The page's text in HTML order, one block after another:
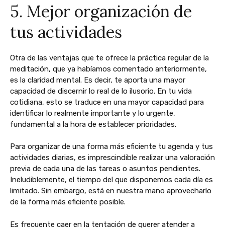
5. Mejor organización de
tus actividades
Otra de las ventajas que te ofrece la práctica regular de la
meditación, que ya habíamos comentado anteriormente,
es la claridad mental. Es decir, te aporta una mayor
capacidad de discernir lo real de lo ilusorio. En tu vida
cotidiana, esto se traduce en una mayor capacidad para
identificar lo realmente importante y lo urgente,
fundamental a la hora de establecer prioridades.
Para organizar de una forma más eficiente tu agenda y tus
actividades diarias, es imprescindible realizar una valoración
previa de cada una de las tareas o asuntos pendientes.
Ineludiblemente, el tiempo del que disponemos cada día es
limitado. Sin embargo, está en nuestra mano aprovecharlo
de la forma más eficiente posible.
Es frecuente caer en la tentación de querer atender a